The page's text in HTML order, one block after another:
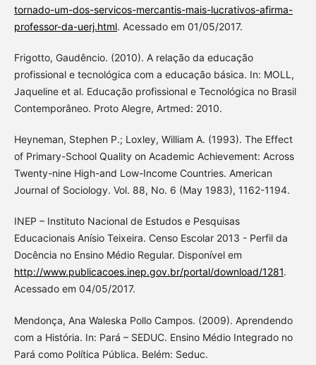
tornado-um-dos-servicos-mercantis-mais-lucrativos-afirma-
professor-da-uerj.html. Acessado em 01/05/2017.
Frigotto, Gaudêncio. (2010). A relação da educação
profissional e tecnológica com a educação básica. In: MOLL,
Jaqueline et al. Educação profissional e Tecnológica no Brasil
Contemporâneo. Proto Alegre, Artmed: 2010.
Heyneman, Stephen P.; Loxley, William A. (1993). The Effect
of Primary-School Quality on Academic Achievement: Across
Twenty-nine High-and Low-Income Countries. American
Journal of Sociology. Vol. 88, No. 6 (May 1983), 1162-1194.
INEP – Instituto Nacional de Estudos e Pesquisas
Educacionais Anísio Teixeira. Censo Escolar 2013 - Perfil da
Docência no Ensino Médio Regular. Disponível em
http://www.publicacoes.inep.gov.br/portal/download/1281.
Acessado em 04/05/2017.
Mendonça, Ana Waleska Pollo Campos. (2009). Aprendendo
com a História. In: Pará – SEDUC. Ensino Médio Integrado no
Pará como Política Pública. Belém: Seduc.